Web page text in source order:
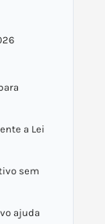
a Lei
sem
ajuda